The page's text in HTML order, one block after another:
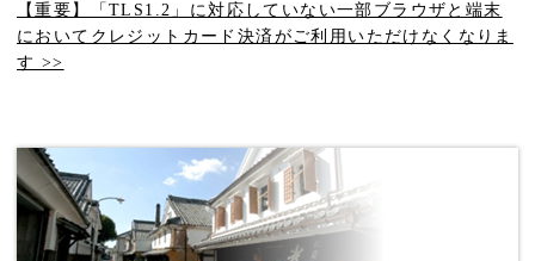
【重要】「TLS1.2」に対応していない一部ブラウザと端末
においてクレジットカード決済がご利用いただけなくなりま
す >>